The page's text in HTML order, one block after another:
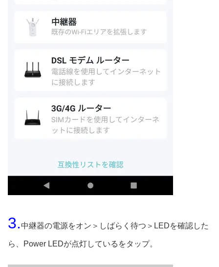
3. 中継器の電源をオン＞しばらく待つ＞LEDを確認した
ら、Power LEDが点灯しているをタップ。